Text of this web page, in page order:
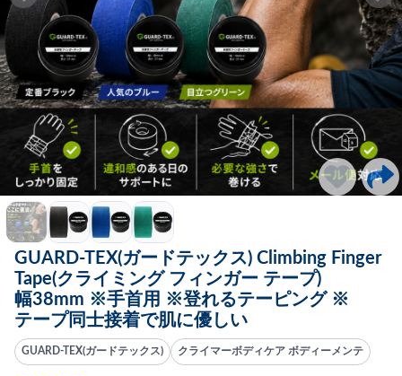
GUARD-TEX(ガードテックス) Climbing Finger
Tape(クライミング フィンガー テープ)
幅38mm ※手首用 ※登れるテーピング ※
テープ同士接着で肌に優しい
GUARD-TEX(ガードテックス) クライマーボディケア ボディーメンテ